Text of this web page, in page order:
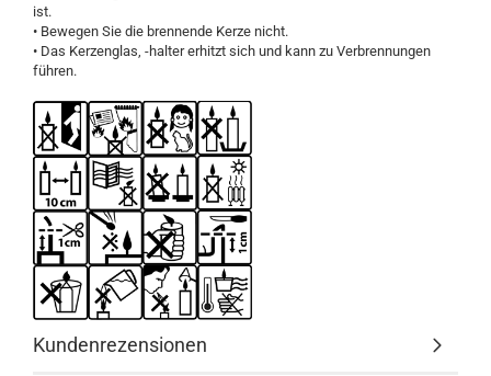
ist.
• Bewegen Sie die brennende Kerze nicht.
• Das Kerzenglas, -halter erhitzt sich und kann zu Verbrennungen
führen.
Kundenrezensionen